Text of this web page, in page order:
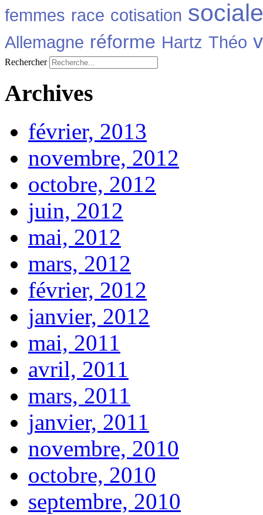
femmes race cotisation sociale
Allemagne réforme Hartz Théo
Rechercher
Archives
février, 2013
novembre, 2012
octobre, 2012
juin, 2012
mai, 2012
mars, 2012
février, 2012
janvier, 2012
mai, 2011
avril, 2011
mars, 2011
janvier, 2011
novembre, 2010
octobre, 2010
septembre, 2010